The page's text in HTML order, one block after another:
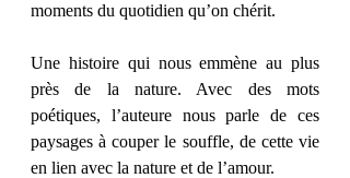
moments du quotidien qu’on chérit.
Une histoire qui nous emmène au plus
près de la nature. Avec des mots
poétiques, l’auteure nous parle de ces
paysages à couper le souffle, de cette vie
en lien avec la nature et de l’amour.